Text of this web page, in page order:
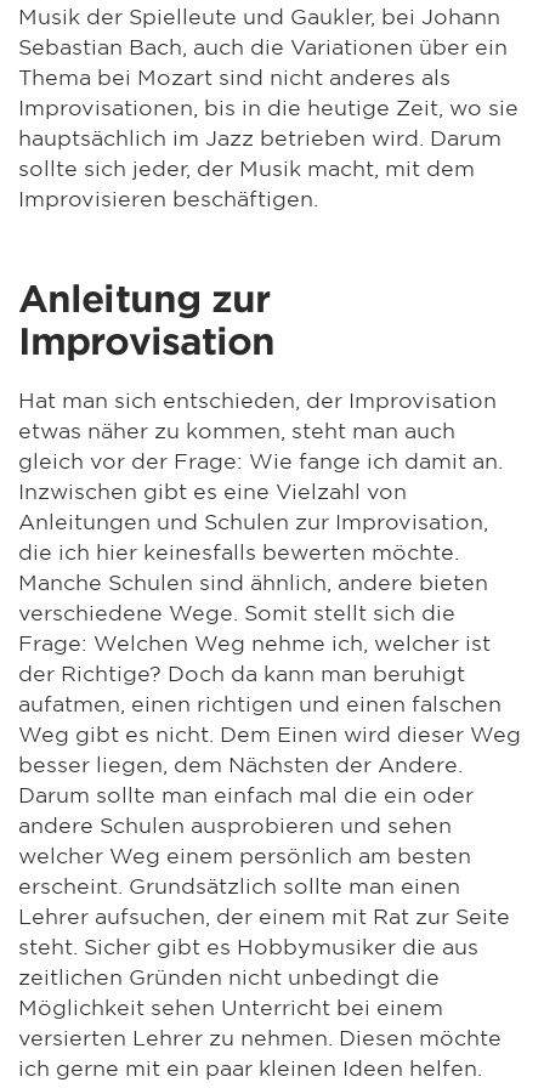
Musik der Spielleute und Gaukler, bei Johann
Sebastian Bach, auch die Variationen über ein
Thema bei Mozart sind nicht anderes als
Improvisationen, bis in die heutige Zeit, wo sie
hauptsächlich im Jazz betrieben wird. Darum
sollte sich jeder, der Musik macht, mit dem
Improvisieren beschäftigen.
Anleitung zur
Improvisation
Hat man sich entschieden, der Improvisation
etwas näher zu kommen, steht man auch
gleich vor der Frage: Wie fange ich damit an.
Inzwischen gibt es eine Vielzahl von
Anleitungen und Schulen zur Improvisation,
die ich hier keinesfalls bewerten möchte.
Manche Schulen sind ähnlich, andere bieten
verschiedene Wege. Somit stellt sich die
Frage: Welchen Weg nehme ich, welcher ist
der Richtige? Doch da kann man beruhigt
aufatmen, einen richtigen und einen falschen
Weg gibt es nicht. Dem Einen wird dieser Weg
besser liegen, dem Nächsten der Andere.
Darum sollte man einfach mal die ein oder
andere Schulen ausprobieren und sehen
welcher Weg einem persönlich am besten
erscheint. Grundsätzlich sollte man einen
Lehrer aufsuchen, der einem mit Rat zur Seite
steht. Sicher gibt es Hobbymusiker die aus
zeitlichen Gründen nicht unbedingt die
Möglichkeit sehen Unterricht bei einem
versierten Lehrer zu nehmen. Diesen möchte
ich gerne mit ein paar kleinen Ideen helfen.